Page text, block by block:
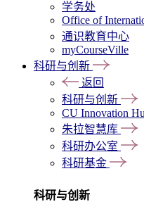
学务处
Office of
通识教育中心
myCourseVille
科研与创新
返回
科研与创新
CU Innovation
朱拉智慧库
科研办公室
科研基金
科研与创新